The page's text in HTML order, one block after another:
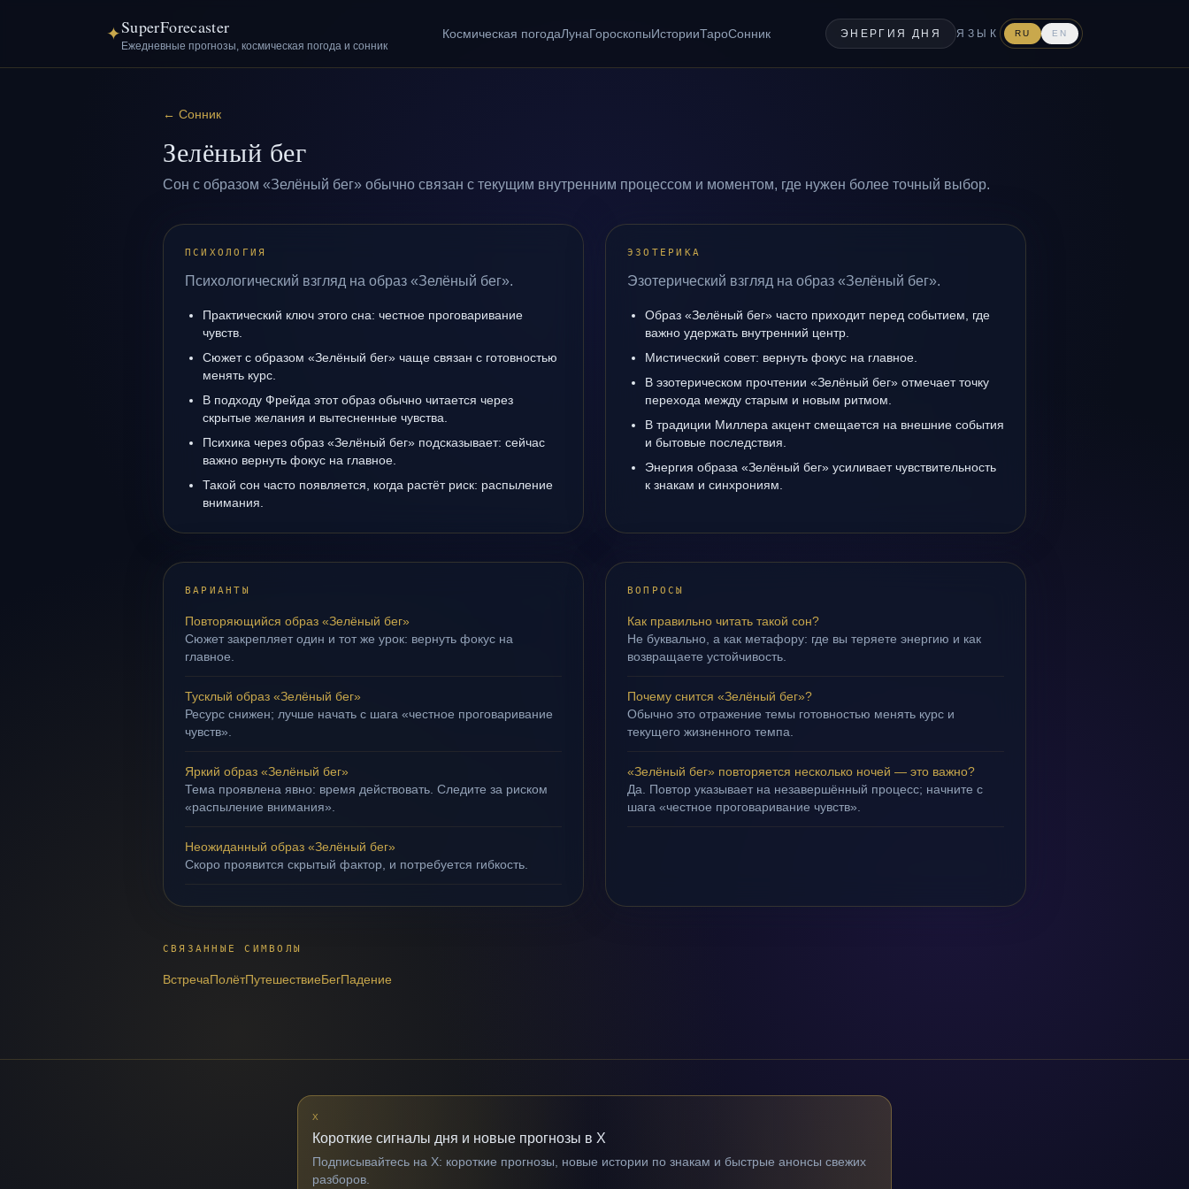
✦SuperForecaster
Ежедневные прогнозы, космическая погода и сонник
Космическая погодаЛунаГороскопыИсторииТароСонник ЭНЕРГИЯ ДНЯ ЯЗЫК RU EN
← Сонник
Зелёный бег
Сон с образом «Зелёный бег» обычно связан с текущим внутренним процессом и моментом, где нужен более точный выбор.
ПСИХОЛОГИЯ
Психологический взгляд на образ «Зелёный бег».
Практический ключ этого сна: честное проговаривание
чувств.
Сюжет с образом «Зелёный бег» чаще связан с готовностью
менять курс.
В подходу Фрейда этот образ обычно читается через
скрытые желания и вытесненные чувства.
Психика через образ «Зелёный бег» подсказывает: сейчас
важно вернуть фокус на главное.
Такой сон часто появляется, когда растёт риск: распыление
внимания.
ЭЗОТЕРИКА
Эзотерический взгляд на образ «Зелёный бег».
Образ «Зелёный бег» часто приходит перед событием, где
важно удержать внутренний центр.
Мистический совет: вернуть фокус на главное.
В эзотерическом прочтении «Зелёный бег» отмечает точку
перехода между старым и новым ритмом.
В традиции Миллера акцент смещается на внешние события
и бытовые последствия.
Энергия образа «Зелёный бег» усиливает чувствительность
к знакам и синхрониям.
ВАРИАНТЫ
Повторяющийся образ «Зелёный бег»
Сюжет закрепляет один и тот же урок: вернуть фокус на
главное.
Тусклый образ «Зелёный бег»
Ресурс снижен; лучше начать с шага «честное проговаривание
чувств».
Яркий образ «Зелёный бег»
Тема проявлена явно: время действовать. Следите за риском
«распыление внимания».
Неожиданный образ «Зелёный бег»
Скоро проявится скрытый фактор, и потребуется гибкость.
ВОПРОСЫ
Как правильно читать такой сон?
Не буквально, а как метафору: где вы теряете энергию и как
возвращаете устойчивость.
Почему снится «Зелёный бег»?
Обычно это отражение темы готовностью менять курс и
текущего жизненного темпа.
«Зелёный бег» повторяется несколько ночей — это важно?
Да. Повтор указывает на незавершённый процесс; начните с
шага «честное проговаривание чувств».
СВЯЗАННЫЕ СИМВОЛЫ
ВстречаПолётПутешествиеБегПадение
X
Короткие сигналы дня и новые прогнозы в X
Подписывайтесь на X: короткие прогнозы, новые истории по знакам и быстрые анонсы свежих
разборов.